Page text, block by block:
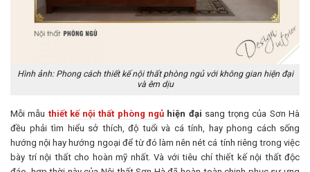
Hình ảnh: Phong cách thiết kế nội thất phòng ngủ với không gian hiện đại
và êm dịu
Mỗi mẫu thiết kế nội thất phòng ngủ hiện đại sang trọng của Sơn Hà
đều phải tìm hiểu sở thích, độ tuổi và cá tính, hay phong cách sống
hướng nội hay hướng ngoại để từ đó làm nên nét cá tính riêng trong việc
bày trí nội thất cho hoàn mỹ nhất. Và với tiêu chí thiết kế nội thất độc